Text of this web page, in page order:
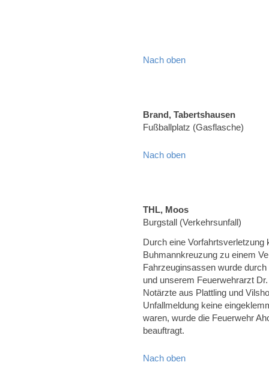
Nach oben
Brand, Tabertshausen
Fußballplatz (Gasflasche)
Nach oben
THL, Moos
Burgstall (Verkehrsunfall)
Durch eine
Buhmannkreuzung zu einem
Fahrzeuginsassen wurde
und unserem Feuerwehrarzt
Notärzte aus Plattling und
Unfallmeldung keine
waren, wurde die Feuerwehr
beauftragt.
Nach oben